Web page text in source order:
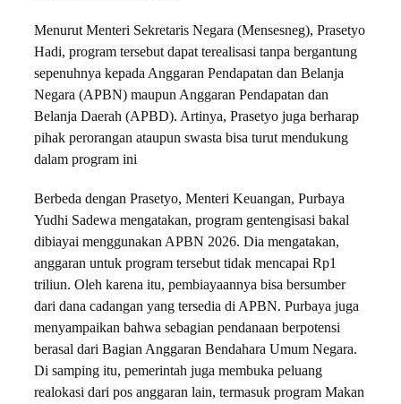
Menurut Menteri Sekretaris Negara (Mensesneg), Prasetyo
Hadi, program tersebut dapat terealisasi tanpa bergantung
sepenuhnya kepada Anggaran Pendapatan dan Belanja
Negara (APBN) maupun Anggaran Pendapatan dan
Belanja Daerah (APBD). Artinya, Prasetyo juga berharap
pihak perorangan ataupun swasta bisa turut mendukung
dalam program ini
Berbeda dengan Prasetyo, Menteri Keuangan, Purbaya
Yudhi Sadewa mengatakan, program gentengisasi bakal
dibiayai menggunakan APBN 2026. Dia mengatakan,
anggaran untuk program tersebut tidak mencapai Rp1
triliun. Oleh karena itu, pembiayaannya bisa bersumber
dari dana cadangan yang tersedia di APBN. Purbaya juga
menyampaikan bahwa sebagian pendanaan berpotensi
berasal dari Bagian Anggaran Bendahara Umum Negara.
Di samping itu, pemerintah juga membuka peluang
realokasi dari pos anggaran lain, termasuk program Makan